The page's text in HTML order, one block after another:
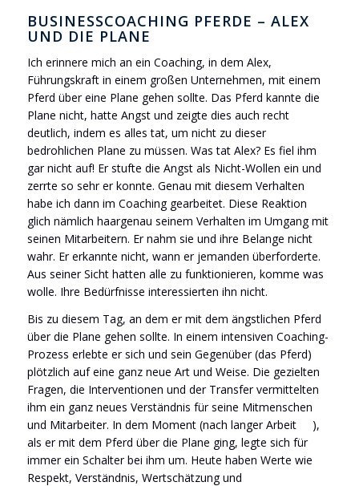
BUSINESSCOACHING PFERDE – ALEX
UND DIE PLANE
Ich erinnere mich an ein Coaching, in dem Alex,
Führungskraft in einem großen Unternehmen, mit einem
Pferd über eine Plane gehen sollte. Das Pferd kannte die
Plane nicht, hatte Angst und zeigte dies auch recht
deutlich, indem es alles tat, um nicht zu dieser
bedrohlichen Plane zu müssen. Was tat Alex? Es fiel ihm
gar nicht auf! Er stufte die Angst als Nicht-Wollen ein und
zerrte so sehr er konnte. Genau mit diesem Verhalten
habe ich dann im Coaching gearbeitet. Diese Reaktion
glich nämlich haargenau seinem Verhalten im Umgang mit
seinen Mitarbeitern. Er nahm sie und ihre Belange nicht
wahr. Er erkannte nicht, wann er jemanden überforderte.
Aus seiner Sicht hatten alle zu funktionieren, komme was
wolle. Ihre Bedürfnisse interessierten ihn nicht.
Bis zu diesem Tag, an dem er mit dem ängstlichen Pferd
über die Plane gehen sollte. In einem intensiven Coaching-
Prozess erlebte er sich und sein Gegenüber (das Pferd)
plötzlich auf eine ganz neue Art und Weise. Die gezielten
Fragen, die Interventionen und der Transfer vermittelten
ihm ein ganz neues Verständnis für seine Mitmenschen
und Mitarbeiter. In dem Moment (nach langer Arbeit
),
als er mit dem Pferd über die Plane ging, legte sich für
immer ein Schalter bei ihm um. Heute haben Werte wie
Respekt, Verständnis, Wertschätzung und